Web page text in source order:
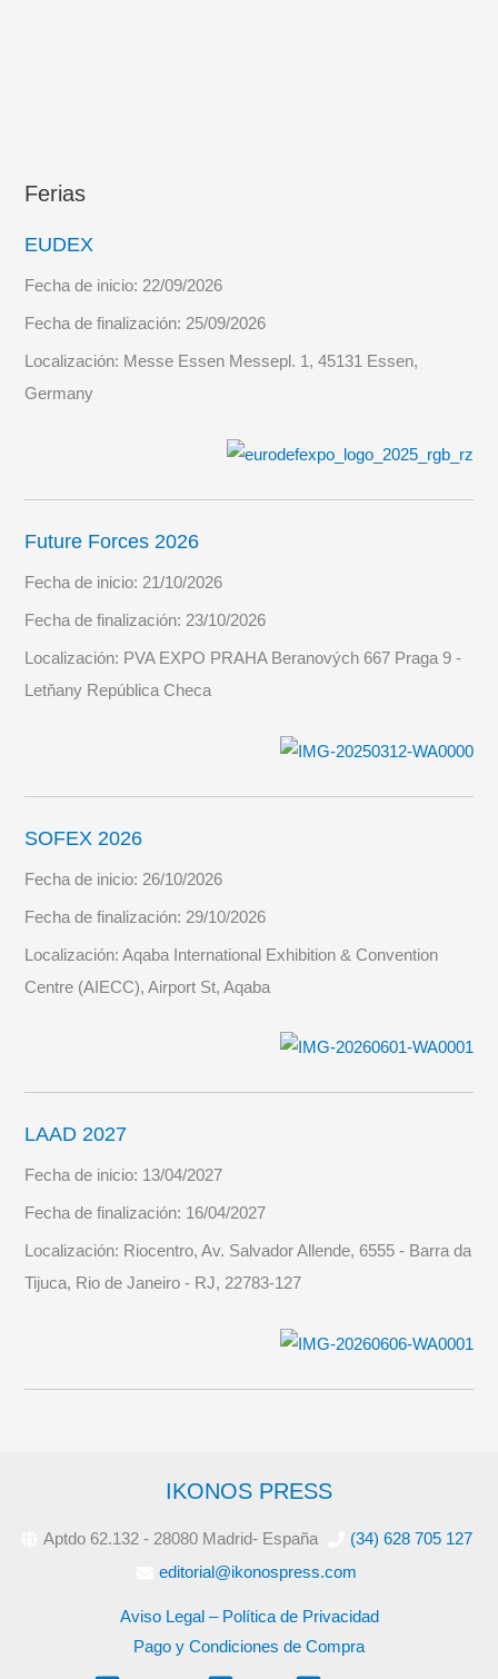
Ferias
EUDEX
Fecha de inicio:22/09/2026
Fecha de finalización:25/09/2026
Localización: Messe Essen Messepl. 1, 45131 Essen,
Germany
Future Forces 2026
Fecha de inicio: 21/10/2026
Fecha de finalización: 23/10/2026
Localización: PVA EXPO PRAHA Beranových 667 Praga 9 -
Letňany República Checa
SOFEX 2026
Fecha de inicio: 26/10/2026
Fecha de finalización: 29/10/2026
Localización:Aqaba International Exhibition & Convention
Centre (AIECC), Airport St, Aqaba
LAAD 2027
Fecha de inicio: 13/04/2027
Fecha de finalización: 16/04/2027
Localización: Riocentro, Av. Salvador Allende, 6555 - Barra da
Tijuca, Rio de Janeiro - RJ, 22783-127
IKONOS PRESS
Aptdo 62.132 - 28080 Madrid- España
(34) 628 705 127
editorial@ikonospress.com
Aviso Legal – Política de Privacidad
Pago y Condiciones de Compra